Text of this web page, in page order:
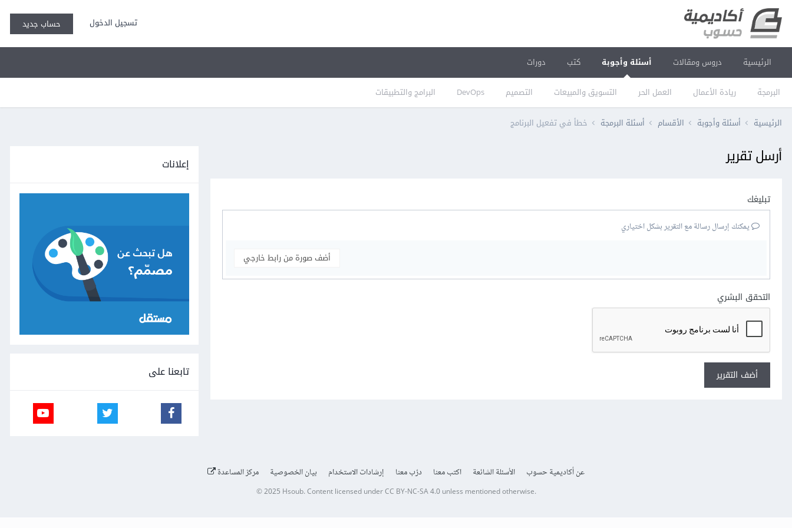
تسجيل الدخول حساب جديد
الرئيسية دروس ومقالات أسئلة وأجوبة
البرمجة ريادة الأعمال العمل الحر التسويق والمبيعات التصميم DevOps البرامج والتطبيقات
كتب دورات
الرئيسية أسئلة وأجوبة الأقسام أسئلة البرمجة خطأ في تفعيل البرنامج
أرسل تقرير
تبليغك
يمكنك إرسال رسالة مع التقرير بشكل اختياري
أضف صورة من رابط خارجي
التحقق البشري
أضف التقرير
إعلانات
تابعنا على
عن أكاديمية حسوب الأسئلة الشائعة اكتب معنا درّب معنا إرشادات الاستخدام بيان الخصوصية مركز المساعدة
© 2025 Hsoub.Content licensed underCC BY-NC-SA 4.0unless mentioned otherwise.